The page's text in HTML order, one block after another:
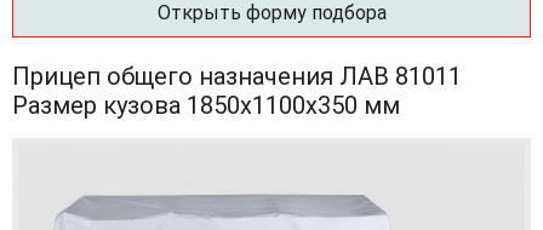
Открыть форму подбора
Прицеп общего назначения ЛАВ 81011
Размер кузова 1850х1100х350 мм